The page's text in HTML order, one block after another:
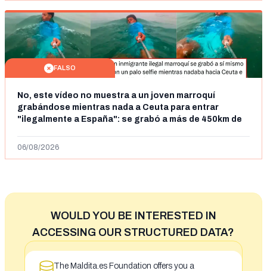
FALSO
No, este vídeo no muestra a un joven marroquí
grabándose mientras nada a Ceuta para entrar
"ilegalmente a España": se grabó a más de 450km de
06/08/2026
WOULD YOU BE INTERESTED IN
ACCESSING OUR STRUCTURED DATA?
The Maldita.es Foundation offers you a